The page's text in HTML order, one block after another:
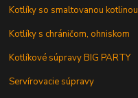
Kotlíky so smaltovanou kotlinou
Kotlíky s chráničom, ohniskom
Kotlíkové súpravy BIG PARTY
Servírovacie súpravy